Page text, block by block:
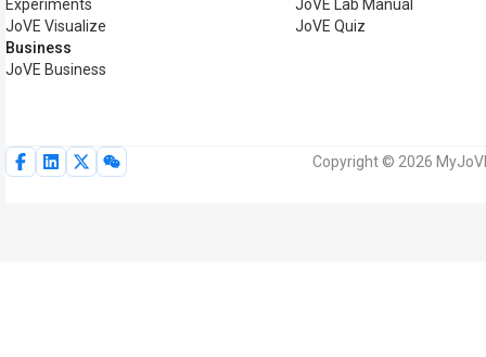
Experiments
JoVE Visualize
Business
JoVE Business
JoVE Lab Manual
JoVE Quiz
Copyright © 2026